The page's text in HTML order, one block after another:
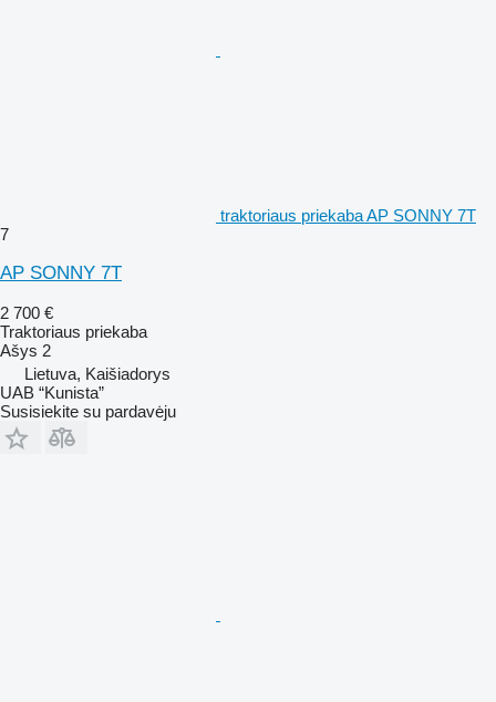
traktoriaus priekaba AP SONNY 7T
7
AP SONNY 7T
2 700 €
Traktoriaus priekaba
Ašys 2
Lietuva, Kaišiadorys
UAB “Kunista”
Susisiekite su pardavėju